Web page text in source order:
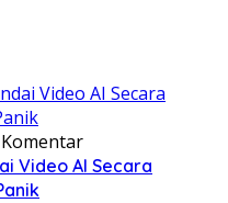
Komentar
Video AI Secara